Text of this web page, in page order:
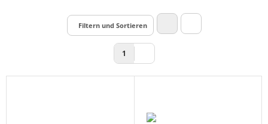
Filtern und Sortieren
1